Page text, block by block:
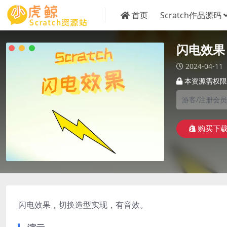
首页 Scratch作品源码
闪电效果
2024-04-11
本资源需权
游客/注册会
购买下
闪电效果，切换造型实现，有音效。